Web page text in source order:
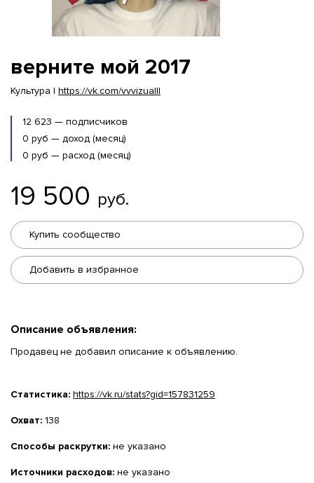
верните мой 2017
Культура | https://vk.com/vvvizualll
12 623 — подписчиков
0 руб — доход (месяц)
0 руб — расход (месяц)
19 500 руб.
Купить сообщество
Добавить в избранное
Описание объявления:
Продавец не добавил описание к объявлению.
Статистика: https://vk.ru/stats?gid=157831259
Охват: 138
Способы раскрутки: не указано
Источники расходов: не указано